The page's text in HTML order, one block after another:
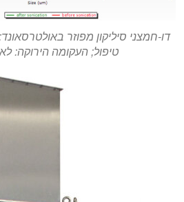
דו-חמצני סיליקון מפוזר
טיפול; העקומה הירוקה: